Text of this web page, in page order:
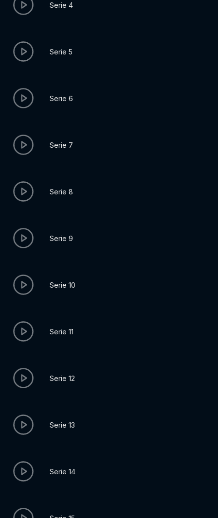
Serie 4
Serie 5
Serie 6
Serie 7
Serie 8
Serie 9
Serie 10
Serie 11
Serie 12
Serie 13
Serie 14